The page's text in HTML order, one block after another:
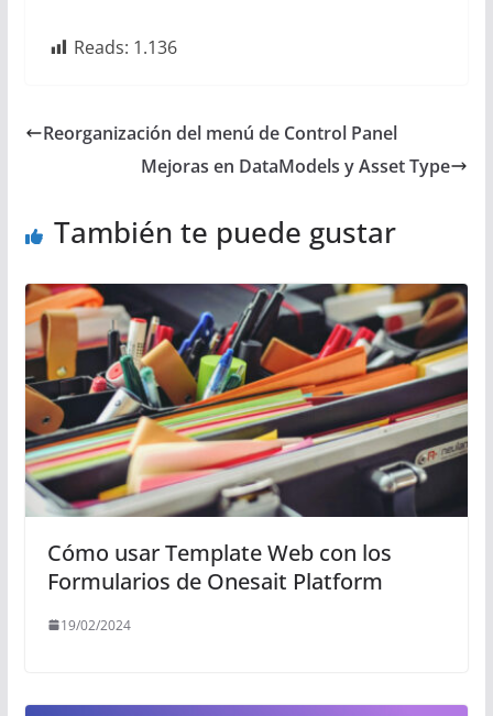
Reads: 1.136
Reorganización del menú de Control Panel
Mejoras en DataModels y Asset Type
También te puede gustar
Cómo usar Template Web con los
Formularios de Onesait Platform
19/02/2024